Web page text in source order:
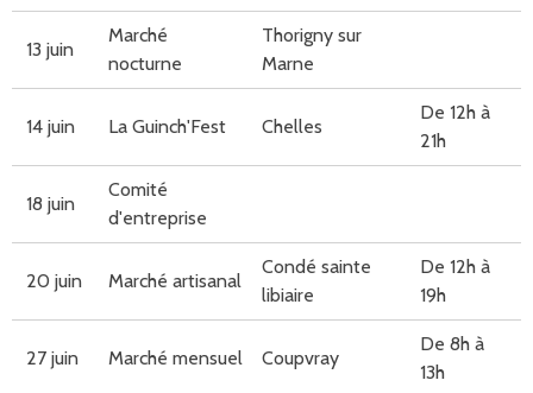
13 juin
Marché
nocturne
Thorigny sur
Marne
14 juin La Guinch'Fest Chelles
De 12h à
21h
18 juin
Comité
d'entreprise
20 juin Marché artisanal
Condé sainte
libiaire
De 12h à
19h
27 juin Marché mensuel Coupvray
De 8h à
13h